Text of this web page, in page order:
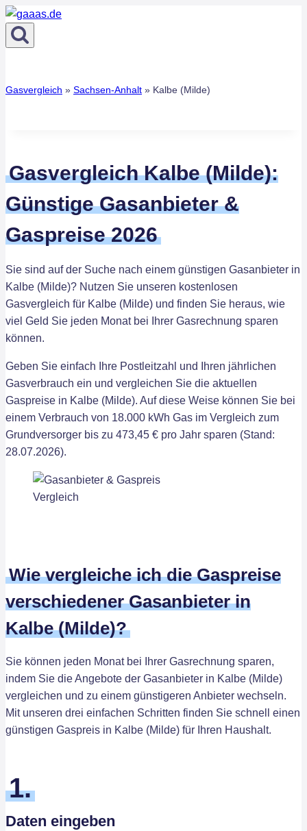
Zum
Inhalt
springen
Gasvergleich » Sachsen-Anhalt » Kalbe (Milde)
Gasvergleich Kalbe (Milde):
Günstige Gasanbieter &
Gaspreise 2026
Sie sind auf der Suche nach einem günstigen Gasanbieter in
Kalbe (Milde)? Nutzen Sie unseren kostenlosen
Gasvergleich für Kalbe (Milde) und finden Sie heraus, wie
viel Geld Sie jeden Monat bei Ihrer Gasrechnung sparen
können.
Geben Sie einfach Ihre Postleitzahl und Ihren jährlichen
Gasverbrauch ein und vergleichen Sie die aktuellen
Gaspreise in Kalbe (Milde). Auf diese Weise können Sie bei
einem Verbrauch von 18.000 kWh Gas im Vergleich zum
Grundversorger bis zu 473,45 € pro Jahr sparen (Stand:
28.07.2026).
Wie vergleiche ich die Gaspreise
verschiedener Gasanbieter in
Kalbe (Milde)?
Sie können jeden Monat bei Ihrer Gasrechnung sparen,
indem Sie die Angebote der Gasanbieter in Kalbe (Milde)
vergleichen und zu einem günstigeren Anbieter wechseln.
Mit unseren drei einfachen Schritten finden Sie schnell einen
günstigen Gaspreis in Kalbe (Milde) für Ihren Haushalt.
1.
Daten eingeben